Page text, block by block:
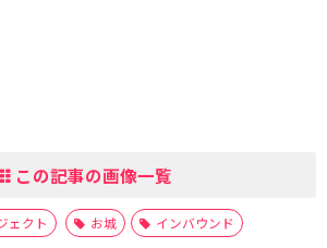
この記事の画像一覧
ェクト お城 インバウンド